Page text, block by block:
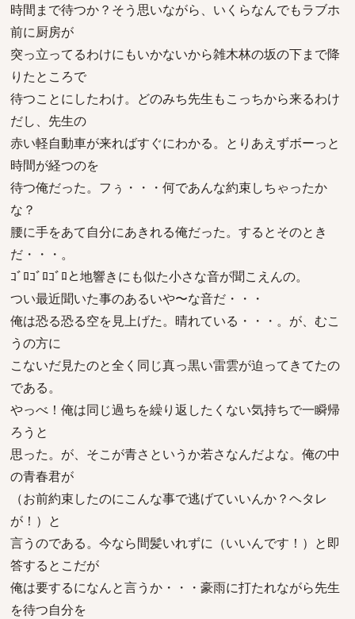
時間まで待つか？そう思いながら、いくらなんでもラブホ
前に厨房が
突っ立ってるわけにもいかないから雑木林の坂の下まで降
りたところで
待つことにしたわけ。どのみち先生もこっちから来るわけ
だし、先生の
赤い軽自動車が来ればすぐにわかる。とりあえずボーっと
時間が経つのを
待つ俺だった。フぅ・・・何であんな約束しちゃったか
な？
腰に手をあて自分にあきれる俺だった。するとそのとき
だ・・・。
ｺﾞﾛｺﾞﾛｺﾞﾛと地響きにも似た小さな音が聞こえんの。
つい最近聞いた事のあるいや〜な音だ・・・
俺は恐る恐る空を見上げた。晴れている・・・。が、むこ
うの方に
こないだ見たのと全く同じ真っ黒い雷雲が迫ってきてたの
である。
やっべ！俺は同じ過ちを繰り返したくない気持ちで一瞬帰
ろうと
思った。が、そこが青さというか若さなんだよな。俺の中
の青春君が
（お前約束したのにこんな事で逃げていいんか？ヘタレ
が！）と
言うのである。今なら間髪いれずに（いいんです！）と即
答するとこだが
俺は要するになんと言うか・・・豪雨に打たれながら先生
を待つ自分を